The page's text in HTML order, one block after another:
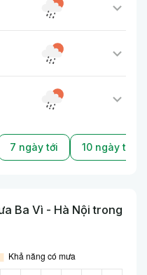
7 ngày tới 10 ngày tới
Ba Vì - Hà Nội trong